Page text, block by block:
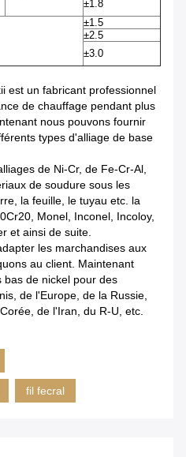
±1.8
±1.5
±2.5
±3.0
est un fabricant professionnel
de chauffage pendant plus
nous pouvons fournir
types d'alliage de base
de Ni-Cr, de Fe-Cr-Al,
de soudure sous les
la feuille, le tuyau etc. la
Monel, Inconel, Incoloy,
et ainsi de suite.
les marchandises aux
au client. Maintenant
bas de nickel pour des
de l'Europe, de la Russie,
de l'Iran, du R-U, etc.
fil fecral